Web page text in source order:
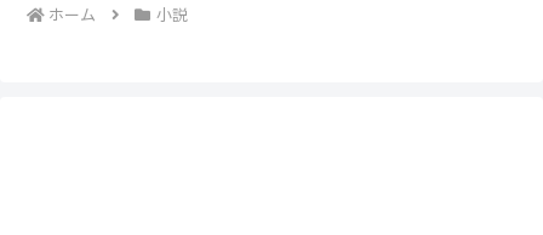
ホーム 小説